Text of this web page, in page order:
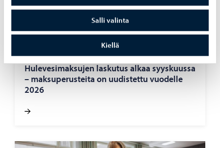
Salli valinta
Kiellä
-05.08.2026
Hu­le­ve­si­mak­su­jen las­ku­tus alkaa syys­kuus­sa
– mak­su­pe­rus­tei­ta on uu­dis­tet­tu vuo­del­le
2026